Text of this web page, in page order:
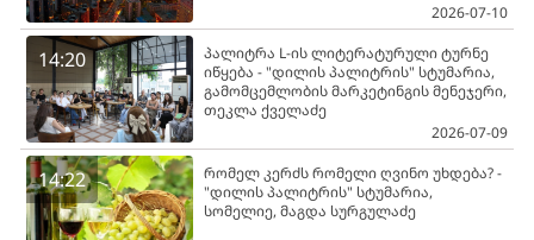
2026-07-10
14:20
პალიტრა L-ის ლიტერატურული ტურნე
იწყება - "დილის პალიტრის" სტუმარია,
გამომცემლობის მარკეტინგის მენეჯერი,
თეკლა ქველაძე
2026-07-09
14:22
რომელ კერძს რომელი ღვინო უხდება? -
"დილის პალიტრის" სტუმარია,
სომელიე, მაგდა სურგულაძე